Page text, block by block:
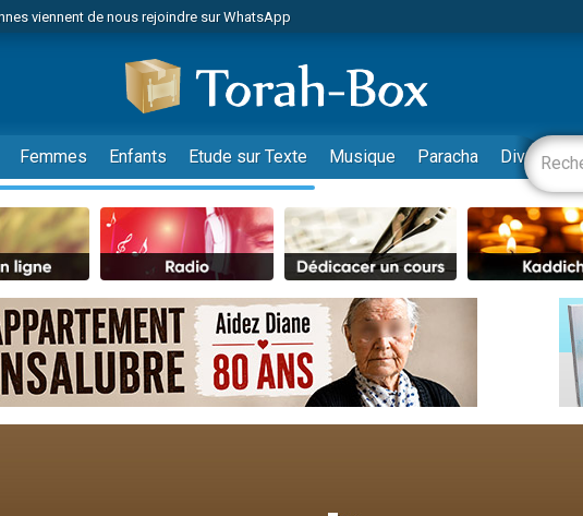
viennent de nous rejoindre sur WhatsApp
de donner son Maasser
viennent de faire un don pour 5 jours de vacances aux Orphelins
viennent de faire un don pour Diane, 80 ans, dans un appartement insalubre
viennent de demander une bénédiction
viennent de nous rejoindre sur WhatsApp
viennent de faire un don pour Sauvez la jambe de Yohan
49 places pour étudier en groupe sur Zoom
musiques dans Torah-Box Music
viennent de nous rejoindre sur WhatsApp
viennent de nous rejoindre sur WhatsApp
viennent de nous rejoindre sur WhatsApp
Femmes Enfants Etude sur Texte Musique Paracha